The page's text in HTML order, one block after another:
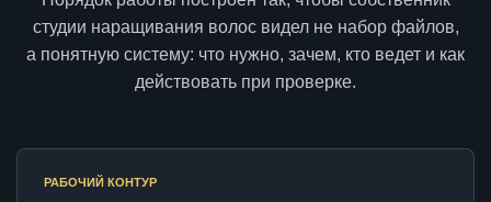
студии наращивания волос видел не набор файлов,
а понятную систему: что нужно, зачем, кто ведет и как
действовать при проверке.
РАБОЧИЙ КОНТУР